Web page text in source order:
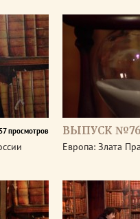
просмотров ВЫПУСК
Европа: Злата